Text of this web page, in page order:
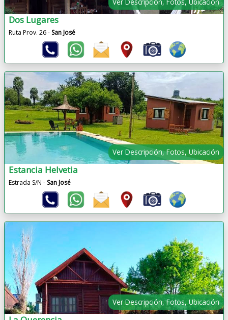
Ver Descripción, Fotos, Ubicación
Dos Lugares
Ruta Prov. 26 - San José
Ver Descripción, Fotos, Ubicación
Estancia Helvetia
Estrada S/N - San José
Ver Descripción, Fotos, Ubicación